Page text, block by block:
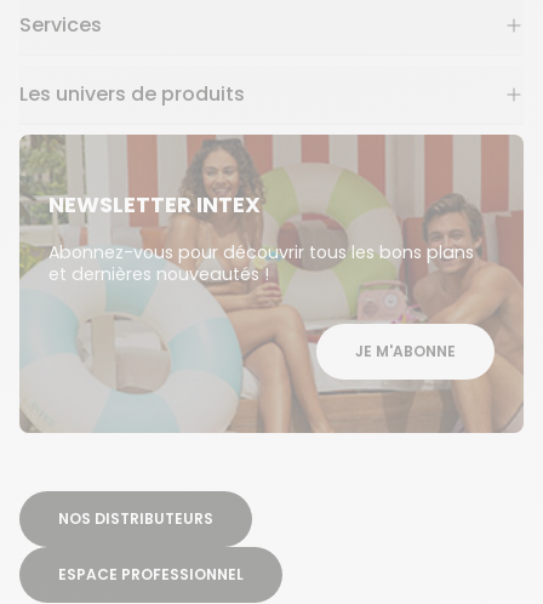
Services
Les univers de produits
NEWSLETTER INTEX
Abonnez-vous pour découvrir tous les bons plans
et dernières nouveautés !
JE M'ABONNE
NOS DISTRIBUTEURS
ESPACE PROFESSIONNEL